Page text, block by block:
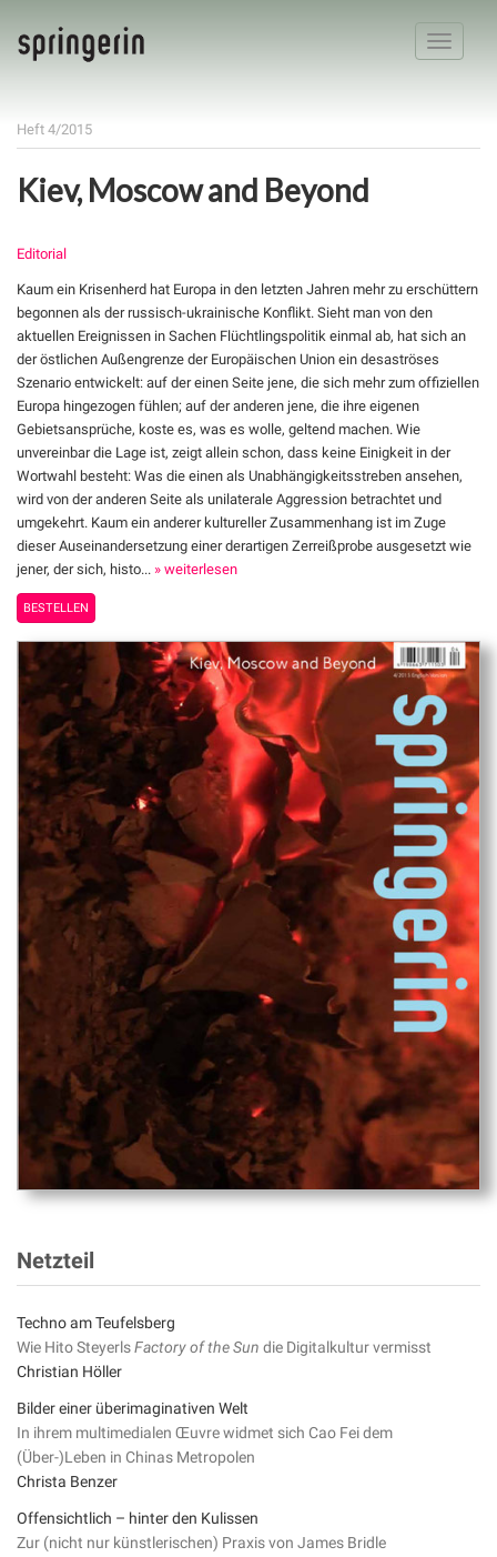
Toggle
Heft 4/2015
Kiev, Moscow and Beyond
Editorial
Kaum ein Krisenherd hat Europa in den letzten Jahren mehr zu erschüttern
begonnen als der russisch-ukrainische Konflikt. Sieht man von den
aktuellen Ereignissen in Sachen Flüchtlingspolitik einmal ab, hat sich an
der östlichen Außengrenze der Europäischen Union ein desaströses
Szenario entwickelt: auf der einen Seite jene, die sich mehr zum offiziellen
Europa hingezogen fühlen; auf der anderen jene, die ihre eigenen
Gebietsansprüche, koste es, was es wolle, geltend machen. Wie
unvereinbar die Lage ist, zeigt allein schon, dass keine Einigkeit in der
Wortwahl besteht: Was die einen als Unabhängigkeitsstreben ansehen,
wird von der anderen Seite als unilaterale Aggression betrachtet und
umgekehrt. Kaum ein anderer kultureller Zusammenhang ist im Zuge
dieser Auseinandersetzung einer derartigen Zerreißprobe ausgesetzt wie
jener, der sich, histo... » weiterlesen
BESTELLEN
Netzteil
Techno am Teufelsberg
Wie Hito SteyerlsFactory of the Sun die Digitalkultur vermisst
Christian Höller
Bilder einer überimaginativen Welt
In ihrem multimedialen Œuvre widmet sich Cao Fei dem
(Über-)Leben in Chinas Metropolen
Christa Benzer
Offensichtlich – hinter den Kulissen
Zur (nicht nur künstlerischen) Praxis von James Bridle